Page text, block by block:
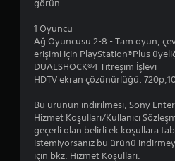
görün.
1 Oyuncu
Ağ Oyuncusu 2-8 - Tam oyun,
erişimi için PlayStation®Plus
DUALSHOCK®4 Titreşim İşlevi
HDTV ekran çözünürlüğü:
Bu ürünün indirilmesi, Sony
Hizmet Koşulları/Kullanıcı
geçerli olan belirli ek koşullara
istemiyorsanız bu ürünü
için bkz. Hizmet Koşulları.